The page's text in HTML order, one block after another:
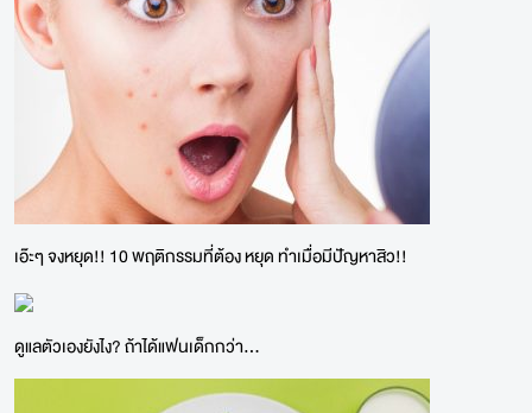
เอ๊ะๆ จงหยุด!! 10 พฤติกรรมที่ต้อง หยุด ทำเมื่อมีปัญหาสิว!!
ดูแลตัวเองยังไง? ถ้าได้แฟนเด็กกว่า...